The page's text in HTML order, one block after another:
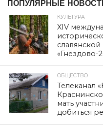
ПОПУЛЯРНЫЕ
КУЛЬТУРА
XIV
славянской
«Гнёздово-
ОБЩЕСТВО
Телеканал
мать
добиться